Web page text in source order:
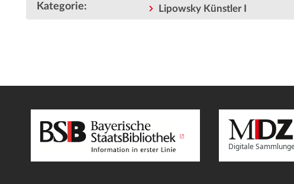
Kategorie: Lipowsky Künstler I
Digitale